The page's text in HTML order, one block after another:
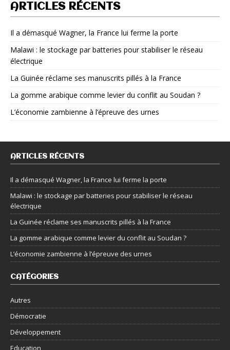
ARTICLES RÉCENTS
Il a démasqué Wagner, la France lui ferme la porte
Malawi : le stockage par batteries pour stabiliser le réseau
électrique
La Guinée réclame ses manuscrits pillés à la France
La gomme arabique comme levier du conflit au Soudan ?
L’économie zambienne à l’épreuve des urnes
ARTICLES RÉCENTS
Il a démasqué Wagner, la France lui ferme la porte
Malawi : le stockage par batteries pour stabiliser le réseau
électrique
La Guinée réclame ses manuscrits pillés à la France
La gomme arabique comme levier du conflit au Soudan ?
L’économie zambienne à l’épreuve des urnes
CATÉGORIES
Autres
Démocratie
Développement
Education